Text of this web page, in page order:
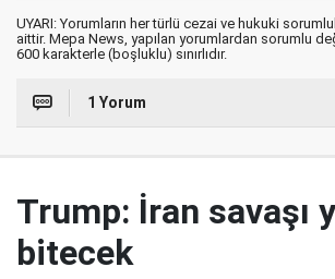
UYARI: Yorumların her türlü cezai ve hukuki
aittir. Mepa News, yapılan yorumlardan sorumlu
600 karakterle (boşluklu) sınırlıdır.
1 Yorum
Trump: İran savaşı
bitecek